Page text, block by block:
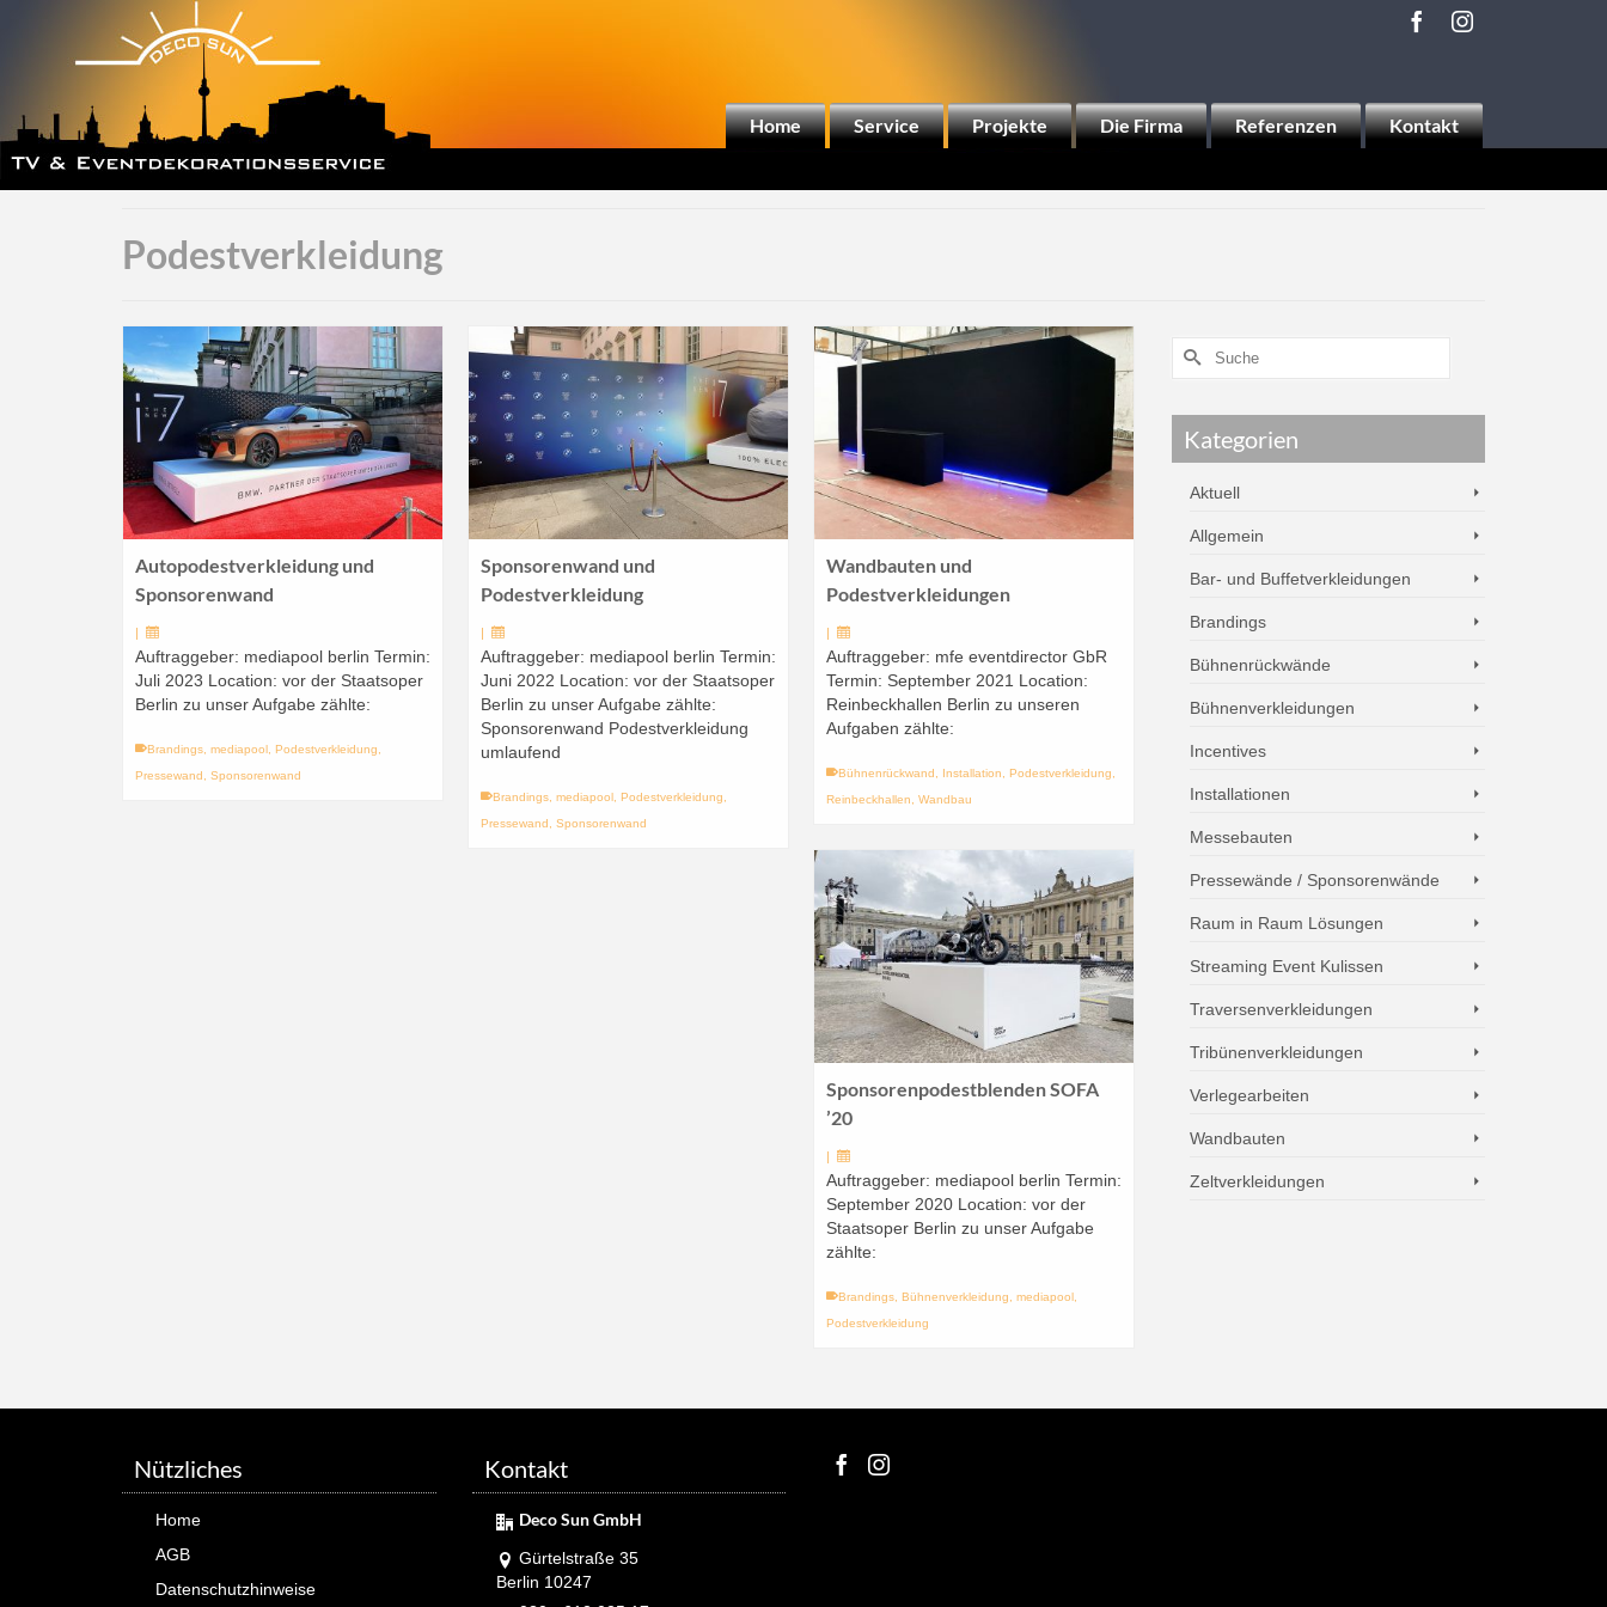
Home Service Projekte Die Firma Referenzen Kontakt
Podestverkleidung
Autopodestverkleidung und
Sponsorenwand
|
Auftraggeber: mediapool berlin Termin:
Juli 2023 Location: vor der Staatsoper
Berlin zu unser Aufgabe zählte:
Brandings mediapool Podestverkleidung
Pressewand
Sponsorenwand
Sponsorenwand und
Podestverkleidung
|
Auftraggeber: mediapool berlin Termin:
Juni 2022 Location: vor der Staatsoper
Berlin zu unser Aufgabe zählte:
Sponsorenwand Podestverkleidung
umlaufend
Brandings ,mediapool ,Podestverkleidung
Pressewand
,Sponsorenwand
Wandbauten und
Podestverkleidungen
|
Auftraggeber: mfe eventdirector GbR
Termin: September 2021 Location:
Reinbeckhallen Berlin zu unseren
Aufgaben zählte:
Bühnenrückwand Installation ,Podestverkleidung
Reinbeckhallen
,Wandbau
Sponsorenpodestblenden SOFA
’20
Auftraggeber: mediapool berlin Termin:
September 2020 Location: vor der
Staatsoper Berlin zu unser Aufgabe
zählte:
Brandings, Bühnenverkleidung,mediapool ,
Podestverkleidung
Kategorien
Aktuell
Allgemein
Bar- und Buffetverkleidungen
Brandings
Bühnenrückwände
Bühnenverkleidungen
Incentives
Installationen
Messebauten
Pressewände / Sponsorenwände
Raum in Raum Lösungen
Streaming Event Kulissen
Traversenverkleidungen
Tribünenverkleidungen
Verlegearbeiten
Wandbauten
Zeltverkleidungen
Nützliches
Home
AGB
Datenschutzhinweise
Kontakt
Deco Sun GmbH
Gürtelstraße 35
Berlin 10247